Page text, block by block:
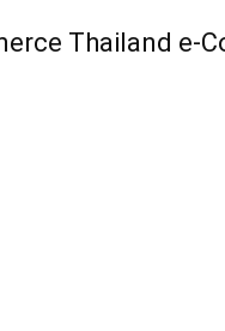
Thailand e-